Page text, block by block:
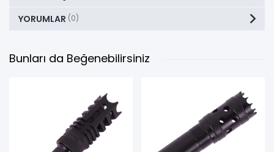
YORUMLAR (0)
Bunları da Beğenebilirsiniz